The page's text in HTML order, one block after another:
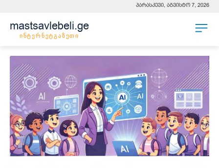
პარასკევი, აგვისტო 7, 2026
mastsavlebeli.ge
ინტერნეტგაზეთი